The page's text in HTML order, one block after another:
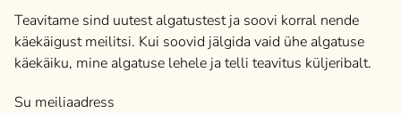
Teavitame sind uutest algatustest ja soovi korral nende
käekäigust meilitsi. Kui soovid jälgida vaid ühe algatuse
käekäiku, mine algatuse lehele ja telli teavitus küljeribalt.
Su meiliaadress